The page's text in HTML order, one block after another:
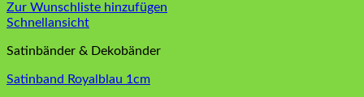
Zur Wunschliste hinzufügen
Schnellansicht
Satinbänder & Dekobänder
Satinband Royalblau 1cm